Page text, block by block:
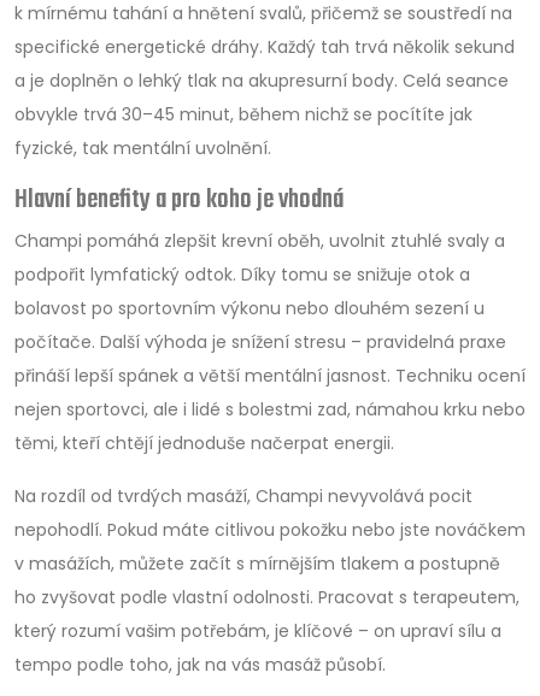
k mírnému tahání a hnětení svalů, přičemž se soustředí na
specifické energetické dráhy. Každý tah trvá několik sekund
a je doplněn o lehký tlak na akupresurní body. Celá seance
obvykle trvá 30–45 minut, během nichž se pocítíte jak
fyzické, tak mentální uvolnění.
Hlavní benefity a pro koho je vhodná
Champi pomáhá zlepšit krevní oběh, uvolnit ztuhlé svaly a
podpořit lymfatický odtok. Díky tomu se snižuje otok a
bolavost po sportovním výkonu nebo dlouhém sezení u
počítače. Další výhoda je snížení stresu – pravidelná praxe
přináší lepší spánek a větší mentální jasnost. Techniku ocení
nejen sportovci, ale i lidé s bolestmi zad, námahou krku nebo
těmi, kteří chtějí jednoduše načerpat energii.
Na rozdíl od tvrdých masáží, Champi nevyvolává pocit
nepohodlí. Pokud máte citlivou pokožku nebo jste nováčkem
v masážích, můžete začít s mírnějším tlakem a postupně
ho zvyšovat podle vlastní odolnosti. Pracovat s terapeutem,
který rozumí vašim potřebám, je klíčové – on upraví sílu a
tempo podle toho, jak na vás masáž působí.